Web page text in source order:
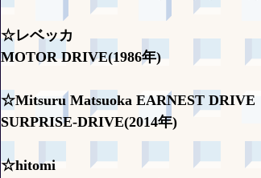
☆レベッカ
MOTOR DRIVE(1986年)
☆Mitsuru Matsuoka EARNEST DRIVE
SURPRISE-DRIVE(2014年)
☆hitomi